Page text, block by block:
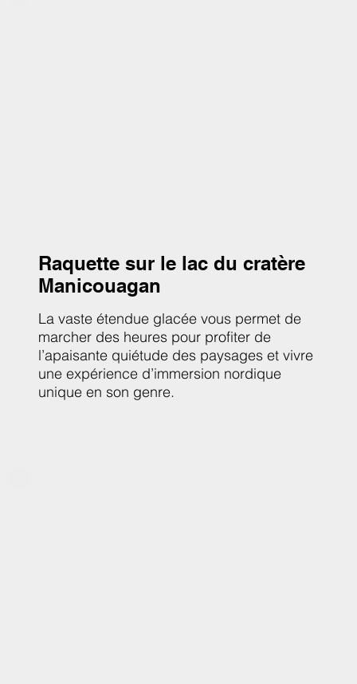
Raquette sur le lac du cratère
Manicouagan
La vaste étendue glacée vous permet de
marcher des heures pour profiter de
l’apaisante quiétude des paysages et vivre
une expérience d’immersion nordique
unique en son genre.